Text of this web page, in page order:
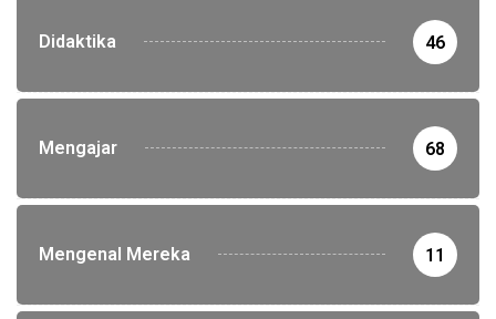
Didaktika 46
Mengajar 68
Mengenal Mereka 11